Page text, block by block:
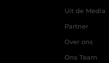
Uit de Media
Partner
Over ons
Ons Team